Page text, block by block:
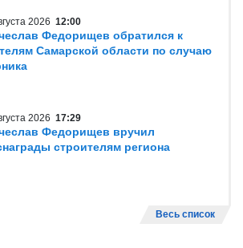
2026 12:00
Федорищев обратился к
Самарской области по случаю
2026 17:29
Федорищев вручил
строителям региона
Весь список